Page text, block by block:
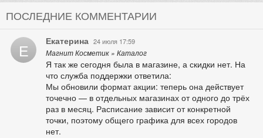
ПОСЛЕДНИЕ КОММЕНТАРИИ
Е Екатерина 24 июля 17:59
Магнит Косметик » Каталог
Я так же сегодня была в магазине, а скидки нет. На
что служба поддержки ответила:
Мы обновили формат акции: теперь она действует
точечно — в отдельных магазинах от одного до трёх
раз в месяц. Расписание зависит от конкретной
точки, поэтому общего графика для всех городов
нет.